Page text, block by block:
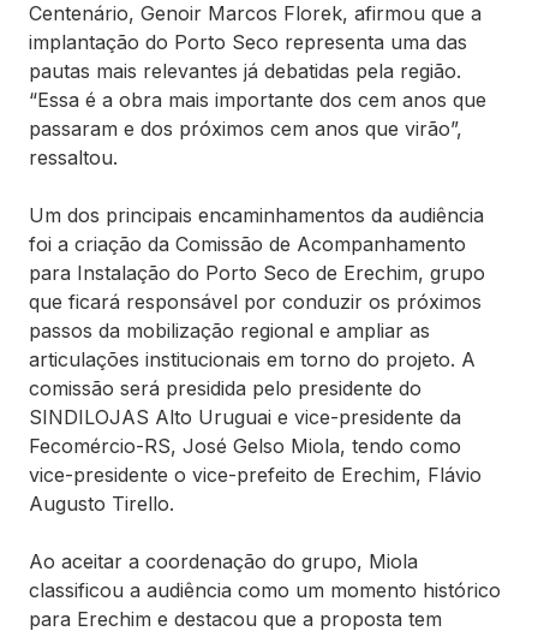
Centenário, Genoir Marcos Florek, afirmou que a
implantação do Porto Seco representa uma das
pautas mais relevantes já debatidas pela região.
“Essa é a obra mais importante dos cem anos que
passaram e dos próximos cem anos que virão”,
ressaltou.
Um dos principais encaminhamentos da audiência
foi a criação da Comissão de Acompanhamento
para Instalação do Porto Seco de Erechim, grupo
que ficará responsável por conduzir os próximos
passos da mobilização regional e ampliar as
articulações institucionais em torno do projeto. A
comissão será presidida pelo presidente do
SINDILOJAS Alto Uruguai e vice-presidente da
Fecomércio-RS, José Gelso Miola, tendo como
vice-presidente o vice-prefeito de Erechim, Flávio
Augusto Tirello.
Ao aceitar a coordenação do grupo, Miola
classificou a audiência como um momento histórico
para Erechim e destacou que a proposta tem